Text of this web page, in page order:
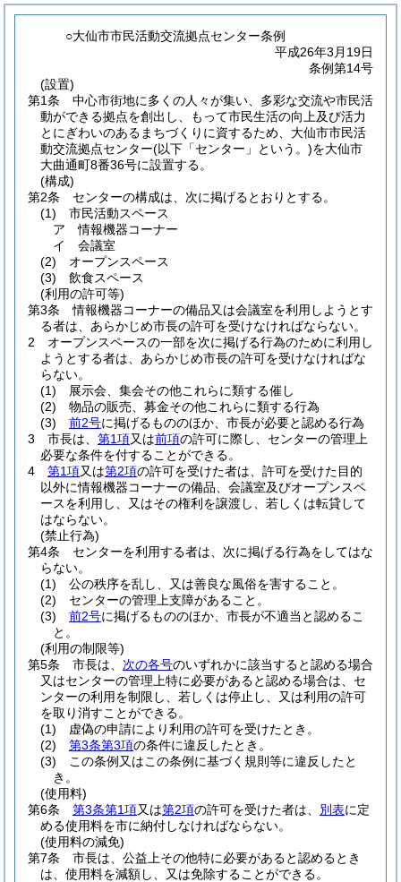
○大仙市市民活動交流拠点センター条例
平成26年3月19日
条例第14号
(設置)
第1条
中心市街地に多くの人々が集い、多彩な交流や市民活
動ができる拠点を創出し、もって市民生活の向上及び活力
とにぎわいのあるまちづくりに資するため、大仙市市民活
動交流拠点センター(以下「センター」という。)を大仙市
大曲通町8番36号に設置する。
(構成)
第2条
センターの構成は、次に掲げるとおりとする。
(1)
市民活動スペース
ア
情報機器コーナー
イ
会議室
(2)
オープンスペース
(3)
飲食スペース
(利用の許可等)
第3条
情報機器コーナーの備品又は会議室を利用しようとす
る者は、あらかじめ市長の許可を受けなければならない。
2
オープンスペースの一部を次に掲げる行為のために利用し
ようとする者は、あらかじめ市長の許可を受けなければな
らない。
(1)
展示会、集会その他これらに類する催し
(2)
物品の販売、募金その他これらに類する行為
(3)
前2号に掲げるもののほか、市長が必要と認める行為
3
市長は、 第1項又は前項の許可に際し、センターの管理上
必要な条件を付することができる。
4
第1項又は第2項の許可を受けた者は、許可を受けた目的
以外に情報機器コーナーの備品、会議室及びオープンスペ
ースを利用し、又はその権利を譲渡し、若しくは転貸して
はならない。
(禁止行為)
第4条
センターを利用する者は、次に掲げる行為をしてはな
らない。
(1)
公の秩序を乱し、又は善良な風俗を害すること。
(2)
センターの管理上支障があること。
(3)
前2号に掲げるもののほか、市長が不適当と認めるこ
と。
(利用の制限等)
第5条
市長は、 次の各号のいずれかに該当すると認める場合
又はセンターの管理上特に必要があると認める場合は、セ
ンターの利用を制限し、若しくは停止し、又は利用の許可
を取り消すことができる。
(1)
虚偽の申請により利用の許可を受けたとき。
(2)
第3条第3項の条件に違反したとき。
(3)
この条例又はこの条例に基づく規則等に違反したと
き。
(使用料)
第6条
第3条第1項又は第2項の許可を受けた者は、 別表に定
める使用料を市に納付しなければならない。
(使用料の減免)
第7条
市長は、公益上その他特に必要があると認めるとき
は、使用料を減額し、又は免除することができる。